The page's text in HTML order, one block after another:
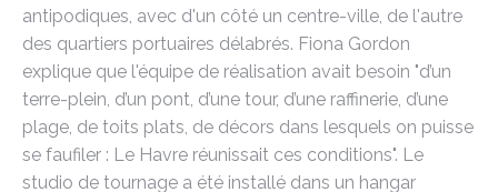
antipodiques, avec d'un côté un centre-ville, de l'autre
des quartiers portuaires délabrés. Fiona Gordon
explique que l'équipe de réalisation avait besoin "d’un
terre-plein, d’un pont, d’une tour, d’une raffinerie, d’une
plage, de toits plats, de décors dans lesquels on puisse
se faufiler : Le Havre réunissait ces conditions". Le
studio de tournage a été installé dans un hangar